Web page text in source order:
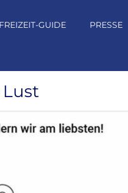
FREIZEIT-GUIDE PRESSE